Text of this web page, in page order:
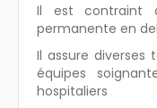
Il est contraint
permanente en
Il assure diverses
équipes
hospitaliers